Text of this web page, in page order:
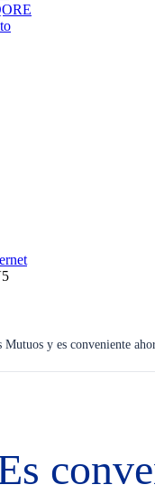
Mutuos y es conveniente